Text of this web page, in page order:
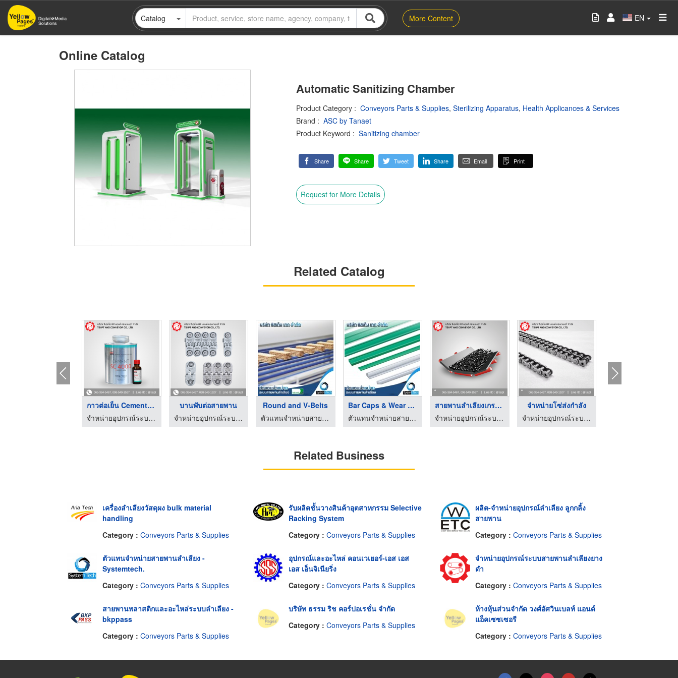
Skip
main
Catalog More Content EN
Online Catalog
Automatic Sanitizing Chamber
Product Category : Conveyors Parts & Supplies, Sterilizing Apparatus, Health Applicances & Services
Brand : ASC by Tanaet
Product Keyword : Sanitizing chamber
Share Share Tweet Share Email Print
Request for More Details
Related Catalog
ลูกกลิ้งสายพาน
จำหน่ายอุปกรณ์ระบบสายพานลำเลียงยางดำ
ใบปาดสายพาน Skalrer ...
จำหน่ายอุปกรณ์ระบบสายพานลำเลียงยางดำ
สีรองพื้นต่อยาง Prim ...
จำหน่ายอุปกรณ์ระบบสายพานลำเลียงยางดำ
กาวต่อเย็น Cement SC ...
จำหน่ายอุปกรณ์ระบบสายพานลำเลียงยางดำ
บานพับต่อสายพาน
จำหน่ายอุปกรณ์ระบบสายพานลำเลียงยางดำ
Round and V-Belts
ตัวแทนจำหน่ายสายพานลำเลียง - Systemtech.
Related Business
เครื่องลำเลียงวัสดุผง bulk material
handling
Category : Conveyors Parts & Supplies
รับผลิตชั้นวางสินค้าอุตสาหกรรม Selective
Racking System
Category :Conveyors Parts & Supplies
ผลิต-จำหน่ายอุปกรณ์ลำเลียง ลูกกลิ้ง
สายพาน
Category : Conveyors Parts & Supplies
ตัวแทนจำหน่ายสายพานลำเลียง -
Systemtech.
Category : Conveyors Parts & Supplies
อุปกรณ์และอะไหล่ คอนเวเยอร์-เอส เอส
เอส เอ็นจิเนียริ่ง
Category :Conveyors Parts & Supplies
จำหน่ายอุปกรณ์ระบบสายพานลำเลียงยาง
ดำ
Category : Conveyors Parts & Supplies
สายพานพลาสติกและอะไหล่ระบบลำเลียง -
bkppass
Category : Conveyors Parts & Supplies
บริษัท ธรรม ริช คอร์ปอเรชั่น จำกัด
Category :Conveyors Parts & Supplies
ห้างหุ้นส่วนจำกัด วงศ์อัศวินเบลท์ แอนด์
แอ็คเซซเซอรี
Category : Conveyors Parts & Supplies